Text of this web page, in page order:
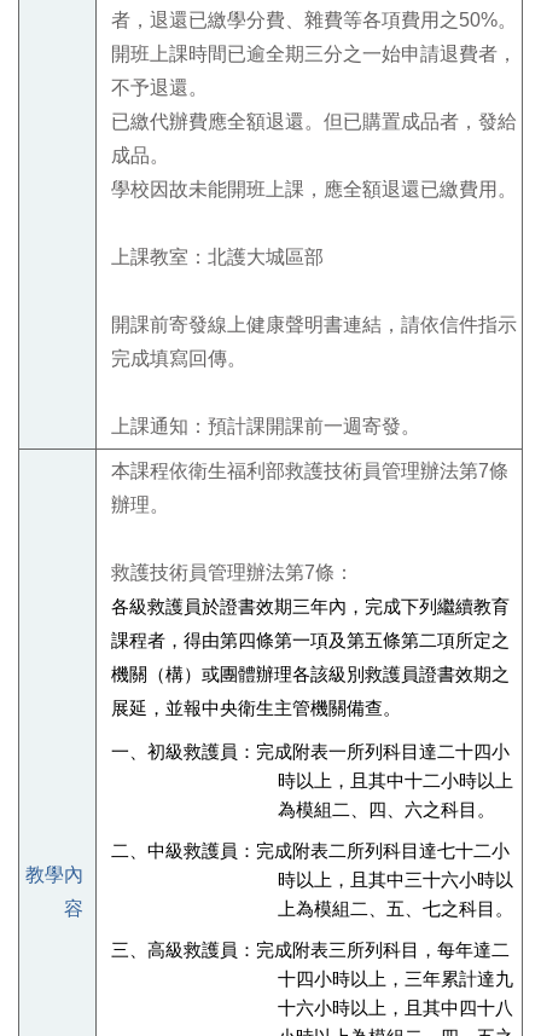
者，退還已繳學分費、雜費等各項費用之50%。
開班上課時間已逾全期三分之一始申請退費者，
不予退還。
已繳代辦費應全額退還。但已購置成品者，發給
成品。
學校因故未能開班上課，應全額退還已繳費用。
上課教室：北護大城區部
開課前寄發線上健康聲明書連結，請依信件指示
完成填寫回傳。
上課通知：預計課開課前一週寄發。
教學內
容
本課程依衛生福利部救護技術員管理辦法第7條
辦理。
救護技術員管理辦法第7條：
各級救護員於證書效期三年內，完成下列繼續教育
課程者，得由第四條第一項及第五條第二項所定之
機關（構）或團體辦理各該級別救護員證書效期之
展延，並報中央衛生主管機關備查。
一、初級救護員：完成附表一所列科目達二十四小
時以上，且其中十二小時以上
為模組二、四、六之科目。
二、中級救護員：完成附表二所列科目達七十二小
時以上，且其中三十六小時以
上為模組二、五、七之科目。
三、高級救護員：完成附表三所列科目，每年達二
十四小時以上，三年累計達九
十六小時以上，且其中四十八